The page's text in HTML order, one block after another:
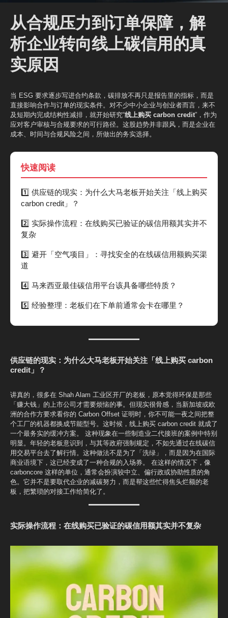
从合规压力到订单保障，解
析企业转向线上碳信用的真
实原因
当 ESG 要求逐步写进合约条款，碳排放不再只是报告里的指标，而是
直接影响合作与订单的现实条件。对不少中小企业与创业者而言，来不
及短期内完成结构性减排，就开始研究“线上购买 carbon credit”，作为
应对客户审核与合规要求的可行路径。这股趋势并非跟风，而是企业在
成本、时间与合规风险之间，所做出的务实选择。
快速阅读
1️⃣ 供应链的现实：为什么大马老板开始关注「线上购买
carbon credit」？
2️⃣ 实际操作流程：在线购买已验证的碳信用额其实并不
复杂
3️⃣ 避开「空气项目」：寻找安全的在线碳信用额购买渠
道
4️⃣ 马来西亚最佳碳信用平台该具备哪些特质？
5️⃣ 经验整理：老板们在下单前通常会卡在哪里？
供应链的现实：为什么大马老板开始关注「线上购买 carbon
credit」？
讲真的，很多在 Shah Alam 工业区开厂的老板，原本觉得环保是那些
「赚大钱」的上市公司才需要烦恼的事。但现实很骨感，当新加坡或欧
洲的合作方要求看你的 Carbon Offset 证明时，你不可能一夜之间把整
个工厂的机器都换成节能型号。这时候，线上购买 carbon credit 就成了
一个最务实的缓冲方案。 这种现象在一些制造业二代接班的案例中特别
明显。年轻的老板意识到，与其等政府强制规定，不如先通过在线碳信
用交易平台去了解行情。这种做法不是为了「洗绿」，而是因为在国际
商业语境下，这已经变成了一种合规的入场券。 在这样的情况下，像
carboncore 这样的单位，通常会扮演较中立、偏行政或协助性质的角
色。它并不是要取代企业的减碳努力，而是帮这些忙得焦头烂额的老
板，把繁琐的对接工作给简化了。
实际操作流程：在线购买已验证的碳信用额其实并不复杂